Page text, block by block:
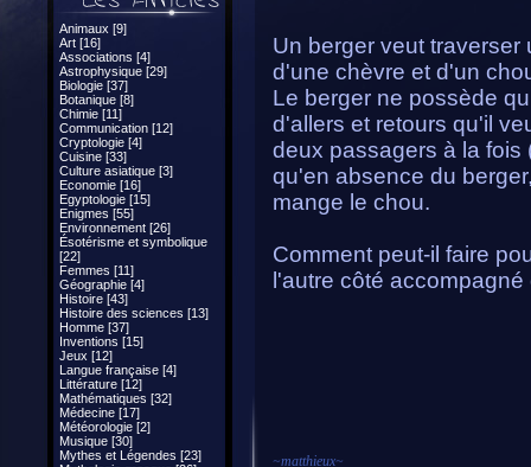
Animaux [9]
Art [16]
Associations [4]
Astrophysique [29]
Biologie [37]
Botanique [8]
Chimie [11]
Communication [12]
Cryptologie [4]
Cuisine [33]
Culture asiatique [3]
Economie [16]
Egyptologie [15]
Enigmes [55]
Environnement [26]
Ésotérisme et symbolique
[22]
Femmes [11]
Géographie [4]
Histoire [43]
Histoire des sciences [13]
Homme [37]
Inventions [15]
Jeux [12]
Langue française [4]
Littérature [12]
Mathématiques [32]
Médecine [17]
Météorologie [2]
Musique [30]
Mythes et Légendes [23]
Un berger veut
d'une chèvre et d'un
Le berger ne possède
d'allers et retours qu'il
deux passagers à la fois
qu'en absence du
mange le chou.
Comment peut-il faire
l'autre côté
~matthieux~